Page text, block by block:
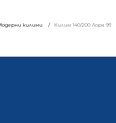
килими Килим 140/200 Лора 993